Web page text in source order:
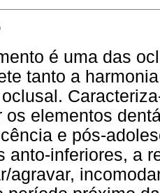
é uma das
tanto a
os elementos
e pós-
anto-inferiores, a
agravar,